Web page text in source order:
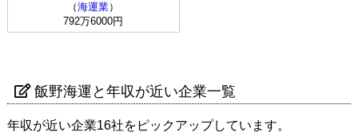
（海運業）
792万6000円
飯野海運と年収が近い企業一覧
年収が近い企業16社をピックアップしています。